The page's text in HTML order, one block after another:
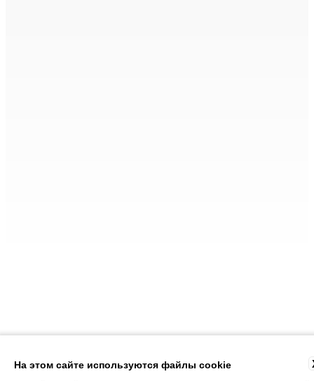
На этом сайте используются файлы cookie